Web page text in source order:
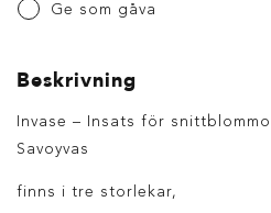
Ge som gåva
Beskrivning
Invase – Insats för
Savoyvas
finns i tre storlekar,